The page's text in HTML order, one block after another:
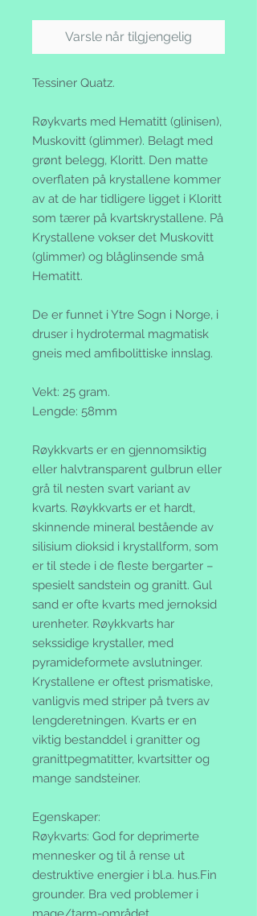
Varsle når tilgjengelig
Tessiner Quatz.
Røykvarts med Hematitt (glinisen),
Muskovitt (glimmer). Belagt med
grønt belegg, Kloritt. Den matte
overflaten på krystallene kommer
av at de har tidligere ligget i Kloritt
som tærer på kvartskrystallene. På
Krystallene vokser det Muskovitt
(glimmer) og blåglinsende små
Hematitt.
De er funnet i Ytre Sogn i Norge, i
druser i hydrotermal magmatisk
gneis med amfibolittiske innslag.
Vekt: 25 gram.
Lengde: 58mm
Røykkvarts er en gjennomsiktig
eller halvtransparent gulbrun eller
grå til nesten svart variant av
kvarts. Røykkvarts er et hardt,
skinnende mineral bestående av
silisium dioksid i krystallform, som
er til stede i de fleste bergarter –
spesielt sandstein og granitt. Gul
sand er ofte kvarts med jernoksid
urenheter. Røykkvarts har
sekssidige krystaller, med
pyramideformete avslutninger.
Krystallene er oftest prismatiske,
vanligvis med striper på tvers av
lengderetningen. Kvarts er en
viktig bestanddel i granitter og
granittpegmatitter, kvartsitter og
mange sandsteiner.
Egenskaper:
Røykvarts: God for deprimerte
mennesker og til å rense ut
destruktive energier i bl.a. hus.Fin
grounder. Bra ved problemer i